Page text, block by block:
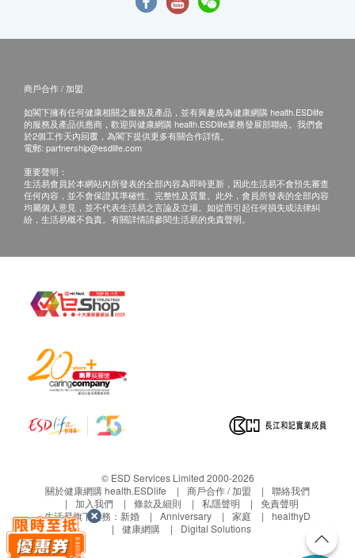
商戶合作 / 加盟
如閣下擁有任何健康相關之服務及產品，並有興趣成為健康網購 health.ESDlife
的服務及產品供應商，歡迎與健康網購 health.ESDlife業務發展部聯絡。我們會
於2個工作天內回覆，為閣下提供更多有關合作詳情。
電郵: partnership@esdlife.com
重要聲明：
生活易會員於本網站內所發表的全部內容為即時更新，因此生活易不會預先審查
任何內容，並不會保證其準確性、完整性及質量。此外，會員所發表的全部內容
均屬個人意見，並不代表生活易之言論及立場。如從而引起任何損失或法律糾
紛，生活易概不負責。有關詳情請參閱生活易的免責聲明。
© ESD Services Limited 2000-2026
關於健康網購 health.ESDlife
商戶合作 / 加盟
聯絡我們
加入我們
條款及細則 私隱聲明
免責聲明
生活易旗下業務： 新婚 Anniversary 家庭
healthyD
健康網購
Digital Solutions